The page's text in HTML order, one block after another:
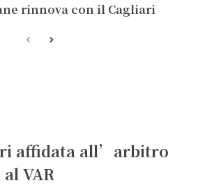
rinnova con il Cagliari